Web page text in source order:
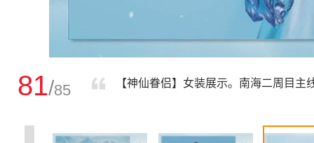
81/85 【神仙眷侣】女装展示。南海二周目主